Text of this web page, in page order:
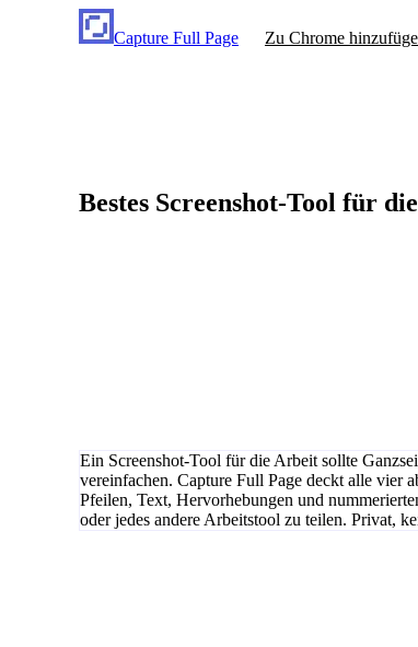
Capture Full Page Zu Chrome
Bestes Screenshot-Tool für
Ein Screenshot-Tool für die Arbeit sollte
vereinfachen. Capture Full Page deckt alle vier
Pfeilen, Text, Hervorhebungen und
oder jedes andere Arbeitstool zu teilen. Privat,